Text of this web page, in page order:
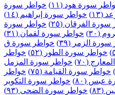
سورة هود (١١)
خواطر سورة
(١٣)
خواطر سورة إبراهيم (١٤)
الفرقان (٢٥)
خواطر سورة
(٣٠)
خواطر سورة لقمان (٣١)
الزمر (٣٩)
خواطر سورة ق
خواطر سورة الطور (٥٢)
خواطر
(٧٠)
خواطر سورة المزمل
خواطر سورة القيامة (٧٥)
خواطر
عبس (٨٠)
خواطر سورة التكوير
(٨٣)
خواطر سورة الضحى (٩٣)